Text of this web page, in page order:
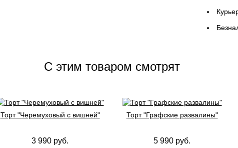
C этим товаром смотрят
Торт "Черемуховый с вишней"
3 990 руб.
Торт "Графские развалины"
5 990 руб.